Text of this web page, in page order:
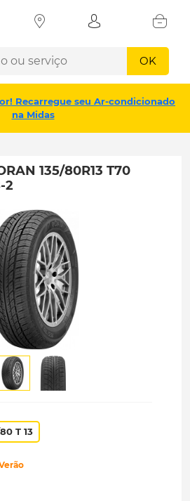
OK
Recarregue seu Ar-condicionado
na Midas
135/80R13 T70
2
T 13